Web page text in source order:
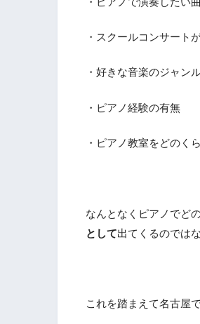
・スクールコンサート
・好きな音楽のジャン
・ピアノ経験の有無
・ピアノ教室をどのく
なんとなくピアノでど
として出てくるのでは
これを踏まえて名古屋